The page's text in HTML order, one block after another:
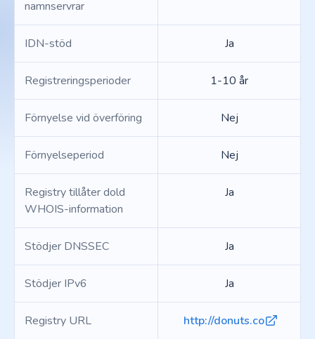
namnservrar
IDN-stöd Ja
Registreringsperioder 1-10 år
Förnyelse vid överföring Nej
Förnyelseperiod Nej
Registry tillåter dold
WHOIS-information
Ja
Stödjer DNSSEC Ja
Stödjer IPv6 Ja
Registry URL http://donuts.co